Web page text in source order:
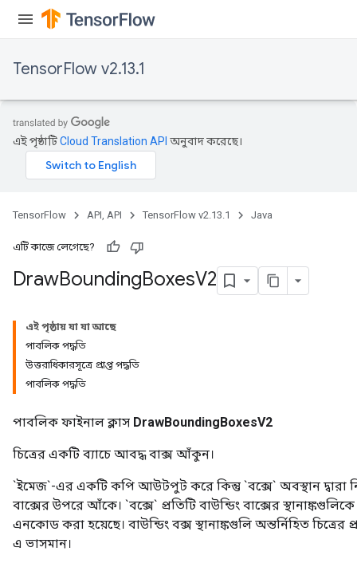
TensorFlow v2.13.1
এই পৃষ্ঠাটিCloud Translation API অনুবাদ করেছে।
TensorFlow API, API TensorFlow v2.13.1 Java
এটি কাজে লেগেছে?
DrawBoundingBoxesV2
এই পৃষ্ঠায় যা যা আছে
পাবলিক পদ্ধতি
উত্তরাধিকারসূত্রে প্রাপ্ত পদ্ধতি
পাবলিক পদ্ধতি
পাবলিক ফাইনাল ক্লাস DrawBoundingBoxesV2
চিত্রের একটি ব্যাচে আবদ্ধ বাক্স আঁকুন।
`ইমেজ`-এর একটি কপি আউটপুট করে কিন্তু `বক্সে` অবস্থান দ্বারা
বাক্সের উপরে আঁকে। `বক্সে` প্রতিটি বাউন্ডিং বাক্সের
এনকোড করা হয়েছে। বাউন্ডিং বক্স স্থানাঙ্কগুলি অন্তর্নিহিত
এ ভাসমান।